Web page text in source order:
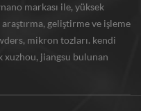
markası ile, yüksek
geliştirme ve işleme
mikron tozları. kendi
xuzhou, jiangsu bulunan